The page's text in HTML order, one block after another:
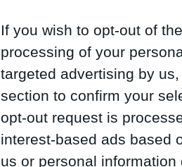
If you wish to opt-out of
processing of your
targeted advertising by
section to confirm your
opt-out request is
interest-based ads based
us or personal